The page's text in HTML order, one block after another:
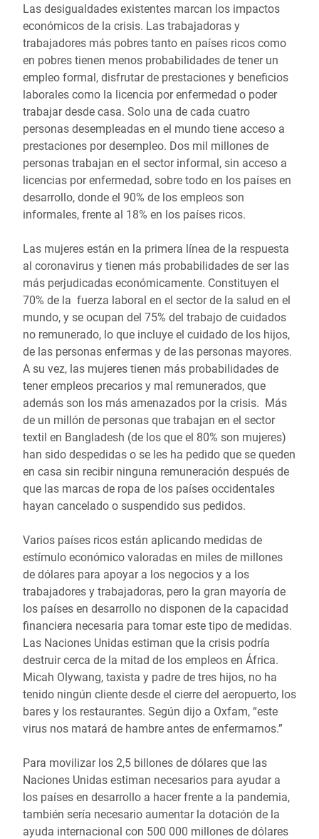
Las desigualdades existentes marcan los impactos
económicos de la crisis. Las trabajadoras y
trabajadores más pobres tanto en países ricos como
en pobres tienen menos probabilidades de tener un
empleo formal, disfrutar de prestaciones y beneficios
laborales como la licencia por enfermedad o poder
trabajar desde casa. Solo una de cada cuatro
personas desempleadas en el mundo tiene acceso a
prestaciones por desempleo. Dos mil millones de
personas trabajan en el sector informal, sin acceso a
licencias por enfermedad, sobre todo en los países en
desarrollo, donde el 90% de los empleos son
informales, frente al 18% en los países ricos.
Las mujeres están en la primera línea de la respuesta
al coronavirus y tienen más probabilidades de ser las
más perjudicadas económicamente. Constituyen el
70% de la fuerza laboral en el sector de la salud en el
mundo, y se ocupan del 75% del trabajo de cuidados
no remunerado, lo que incluye el cuidado de los hijos,
de las personas enfermas y de las personas mayores.
A su vez, las mujeres tienen más probabilidades de
tener empleos precarios y mal remunerados, que
además son los más amenazados por la crisis. Más
de un millón de personas que trabajan en el sector
textil en Bangladesh (de los que el 80% son mujeres)
han sido despedidas o se les ha pedido que se queden
en casa sin recibir ninguna remuneración después de
que las marcas de ropa de los países occidentales
hayan cancelado o suspendido sus pedidos.
Varios países ricos están aplicando medidas de
estímulo económico valoradas en miles de millones
de dólares para apoyar a los negocios y a los
trabajadores y trabajadoras, pero la gran mayoría de
los países en desarrollo no disponen de la capacidad
financiera necesaria para tomar este tipo de medidas.
Las Naciones Unidas estiman que la crisis podría
destruir cerca de la mitad de los empleos en África.
Micah Olywang, taxista y padre de tres hijos, no ha
tenido ningún cliente desde el cierre del aeropuerto, los
bares y los restaurantes. Según dijo a Oxfam, “este
virus nos matará de hambre antes de enfermarnos.”
Para movilizar los 2,5 billones de dólares que las
Naciones Unidas estiman necesarios para ayudar a
los países en desarrollo a hacer frente a la pandemia,
también sería necesario aumentar la dotación de la
ayuda internacional con 500 000 millones de dólares